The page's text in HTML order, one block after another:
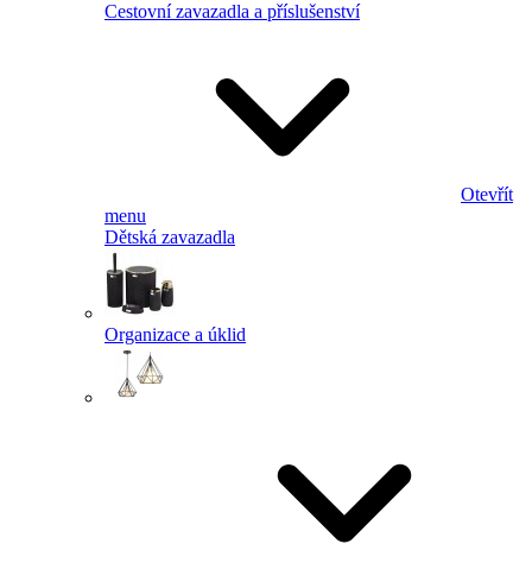
Cestovní zavazadla a příslušenství
Otevřít
menu
Dětská zavazadla
Organizace a úklid